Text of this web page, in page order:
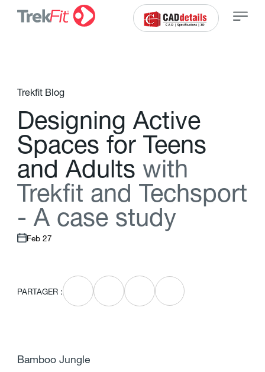
Trekfit Blog
Designing Active
Spaces for Teens
and Adults with
Trekft and Techsport
- A case study
Feb 27
PARTAGER :
Bamboo Jungle